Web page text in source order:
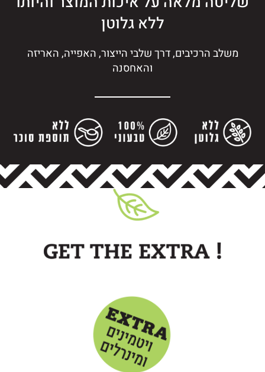
ללא גלוטן
משלב הרכיבים, דרך שלבי הייצור, האפייה, האריזה
והאחסנה